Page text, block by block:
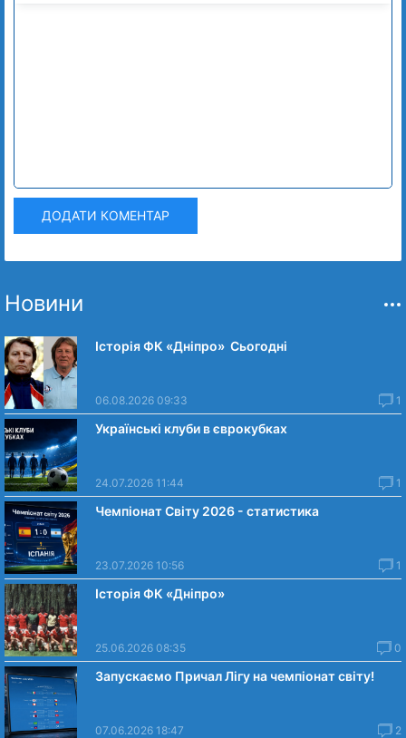
ДОДАТИ КОМЕНТАР
Новини
Історія ФК «Дніпро» Сьогодні
06.08.2026 09:33 1
Українські клуби в єврокубках
24.07.2026 11:44 1
Чемпіонат Світу 2026 - статистика
23.07.2026 10:56 1
Історія ФК «Дніпро»
25.06.2026 08:35 0
Запускаємо Причал Лігу на чемпіонат світу!
07.06.2026 18:47 2